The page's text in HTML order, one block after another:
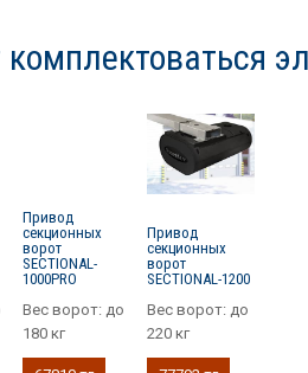
Привод
секционных
ворот
SECTIONAL-
1000PRO
Вес ворот:до
180 кг
Привод
секционных
ворот
SECTIONAL-1200
Вес ворот: до
220 кг